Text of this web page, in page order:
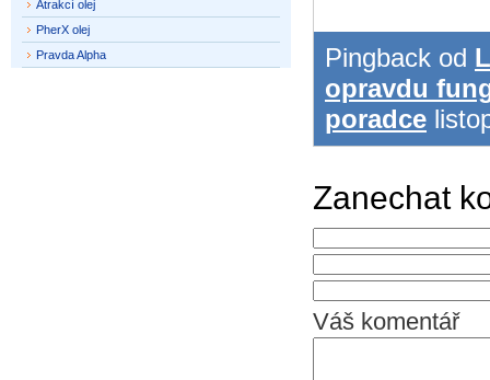
Pingback od
opravdu
poradce
Zanechat
Váš komentář
Atrakcí olej
PherX olej
Pravda Alpha